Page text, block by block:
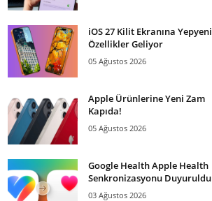
iOS 27 Kilit Ekranına Yepyeni
Özellikler Geliyor
05 Ağustos 2026
Apple Ürünlerine Yeni Zam
Kapıda!
05 Ağustos 2026
Google Health Apple Health
Senkronizasyonu Duyuruldu
03 Ağustos 2026